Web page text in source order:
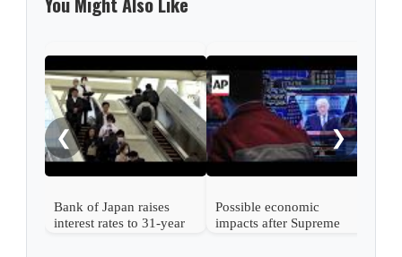
❮
Bank of Japan raises
interest rates to 31-year
Possible economic
impacts after Supreme
❯